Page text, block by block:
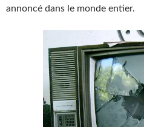
annoncé dans le monde entier.